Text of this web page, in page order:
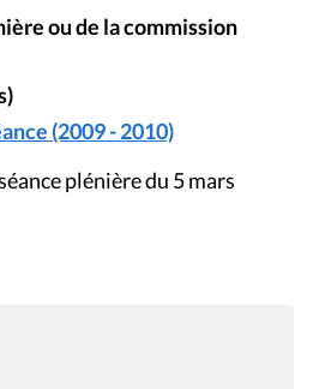
ou de la commission
(2009 - 2010)
plénière du 5 mars